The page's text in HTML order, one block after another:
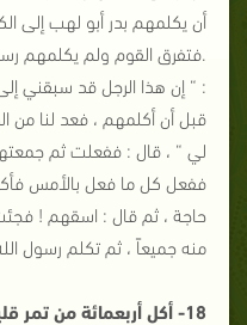
أن يكلمهم بدر أبو لهب إلى
.فتفرق القوم ولم يكلمهم
: “ إن هذا الرجل قد سبقني
قبل أن أكلمهم ، فعد لنا
لي “ ، قال : ففعلت ثم
ففعل كل ما فعل بالأمس
حاجة ، ثم قال : اسقهم !
منه جميعاً ، ثم تكلم رسول
18- أكل أربعمائة من تمر قليل وبقي التمر كما هو